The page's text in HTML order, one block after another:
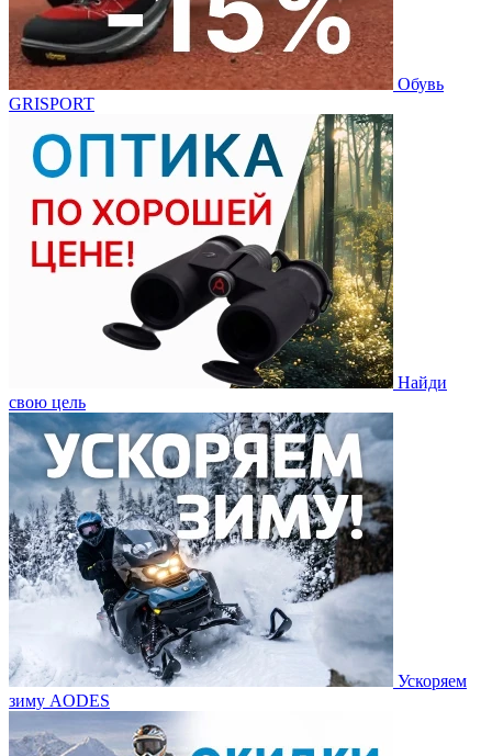
Обувь
GRISPORT
Найди
свою цель
Ускоряем
зиму AODES